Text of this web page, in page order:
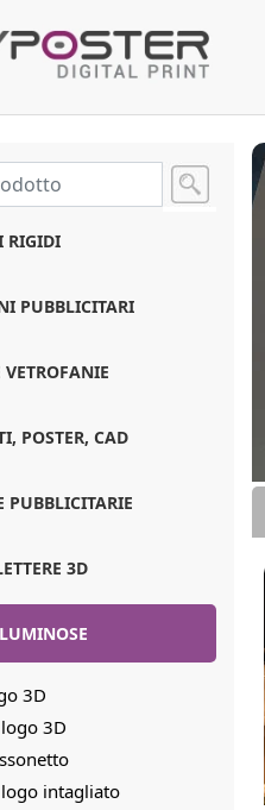
RIGIDI
PUBBLICITARI
POSTER, CAD
PUBBLICITARIE
3D
3D
3D
intagliato